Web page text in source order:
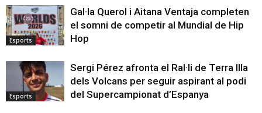
Esports
Gal·la Querol i Aitana Ventaja completen
el somni de competir al Mundial de Hip
Hop
Esports
Sergi Pérez afronta el Ral·li de Terra Illa
dels Volcans per seguir aspirant al podi
del Supercampionat d’Espanya